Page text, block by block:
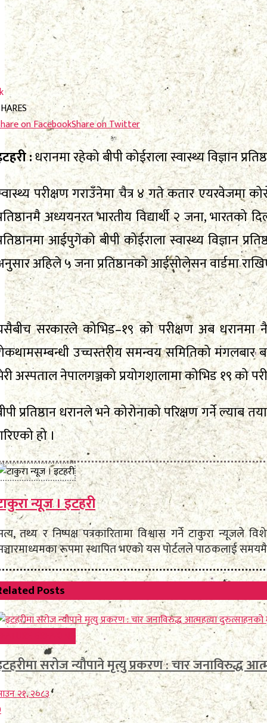
on FacebookShare on Twitter
:धरानमा रहेको बीपी कोईराला स्वास्थ्य विज्ञान
परीक्षण गराउँनेमा चैत्र ४ गते कतार एयरवेजमा
अध्ययनरत भारतीय विद्यार्थी २ जना,
आईपुगेको बीपी कोईराला स्वास्थ्य विज्ञान
अहिले ५ जना प्रतिष्ठानको आईसोलेसन वार्डमा
सरकारले कोभिड–१९ को परीक्षण अब धरानमा
उच्चस्तरीय समन्वय समितिको मंगलबार
अस्पताल नेपालगञ्जको प्रयोगशालामा कोभिड १९ को
प्रतिष्ठान धरानले भने कोरोनाको परिक्षण गर्ने
हो ।
न्यूज । इटहरी
तथ्य र निष्पक्ष पत्रकारितामा विश्वास गर्ने टाकुरा
रूपमा स्थापित भएको यस पोर्टलले पाठकलाई
Posts
सरोज न्यौपाने मृत्यु प्रकरण : चार जनाविरुद्ध
२१, २०८३